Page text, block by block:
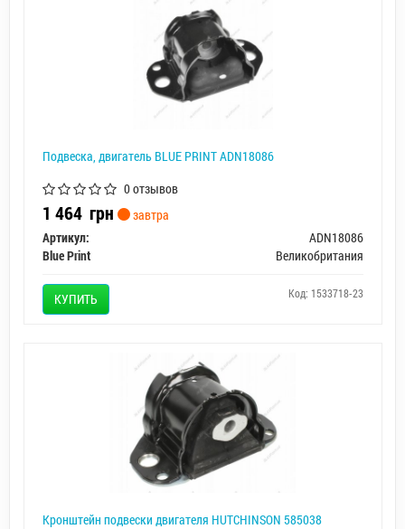
Подвеска, двигатель BLUE PRINT ADN18086
0 отзывов
1 464 грн
завтра
Артикул:
ADN18086
Blue Print
Великобритания
КУПИТЬ Код: 1533718-23
Кронштейн подвески двигателя HUTCHINSON 585038